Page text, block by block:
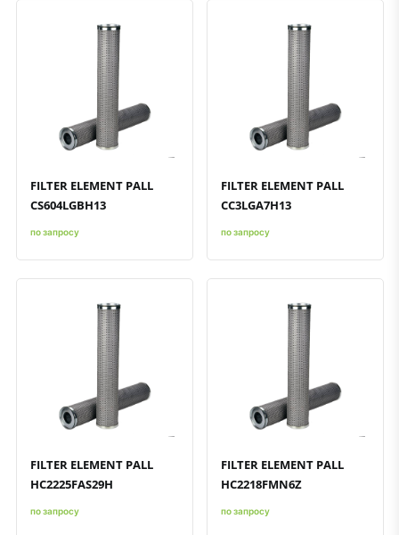
Быстрый просмотр
Добавить к сравнению
Добавить в избранное
FILTER ELEMENT PALL
CS604LGBH13
по запросу
Быстрый просмотр
Добавить к сравнению
Добавить в избранное
FILTER ELEMENT PALL
CC3LGA7H13
по запросу
Быстрый просмотр
Добавить к сравнению
Добавить в избранное
FILTER ELEMENT PALL
HC2225FAS29H
по запросу
Быстрый просмотр
Добавить к сравнению
Добавить в избранное
FILTER ELEMENT PALL
HC2218FMN6Z
по запросу